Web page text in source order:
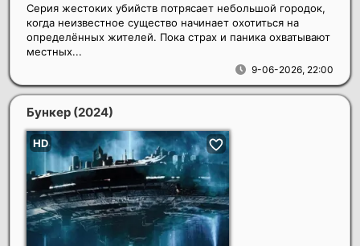
9-06-2026, 22:00
Серия жестоких убийств потрясает небольшой городок,
когда неизвестное существо начинает охотиться на
определённых жителей. Пока страх и паника охватывают
местных...
Бункер (2024)